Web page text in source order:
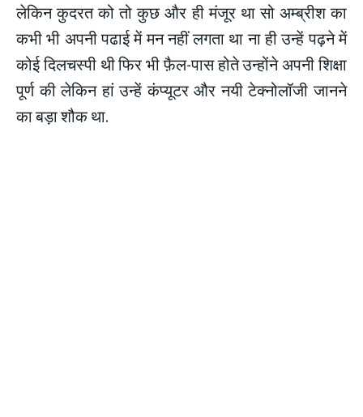
लेकिन कुदरत को तो कुछ और ही मंजूर था सो अम्ब्रीश का
कभी भी अपनी पढाई में मन नहीं लगता था ना ही उन्हें पढ़ने में
कोई दिलचस्पी थी फिर भी फ़ैल-पास होते उन्होंने अपनी शिक्षा
पूर्ण की लेकिन हां उन्हें कंप्यूटर और नयी टेक्नोलॉजी जानने
का बड़ा शौक था.